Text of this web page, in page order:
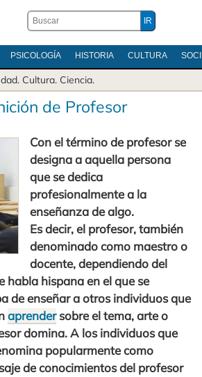
PSICOLOGÍA HISTORIA CULTURA
. Cultura. Ciencia.
de Profesor
Con el término de profesor se
designa a aquella persona
que se dedica
profesionalmente a la
enseñanza de algo.
Es decir, el profesor, también
denominado como maestro o
docente, dependiendo del
habla hispana en el que se
de enseñar a otros individuos que
aprendersobre el tema, arte o
domina. A los individuos que
popularmente como
de conocimientos del profesor